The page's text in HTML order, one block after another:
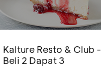
Kalture Resto & Club -
Beli 2 Dapat 3